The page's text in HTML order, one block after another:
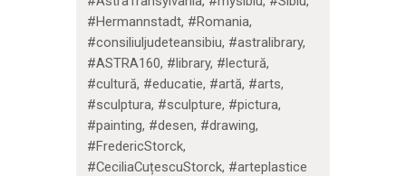
#Hermannstadt, #Romania,
#consiliuljudeteansibiu, #astralibrary,
#ASTRA160, #library, #lectură,
#cultură, #educatie, #artă, #arts,
#sculptura, #sculpture, #pictura,
#painting, #desen, #drawing,
#FredericStorck,
#CeciliaCuțescuStorck, #arteplastice